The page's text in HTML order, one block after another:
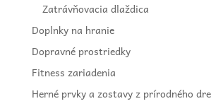
Zatrávňovacia dlaždica
Doplnky na hranie
Dopravné prostriedky
Fitness zariadenia
Herné prvky a zostavy z prírodného